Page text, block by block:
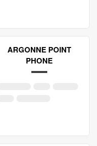
ARGONNE POINT
PHONE